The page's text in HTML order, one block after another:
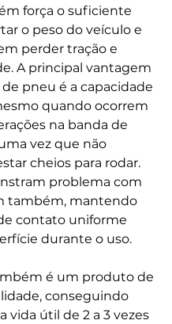
força o suficiente
o peso do veículo e
perder tração e
A principal vantagem
pneu é a capacidade
quando ocorrem
na banda de
vez que não
cheios para rodar.
problema com
também, mantendo
contato uniforme
durante o uso.
é um produto de
conseguindo
vida útil de 2 a 3 vezes